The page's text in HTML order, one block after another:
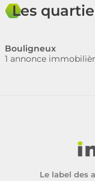
Les
Bouligneux
1 annonce
Le label des